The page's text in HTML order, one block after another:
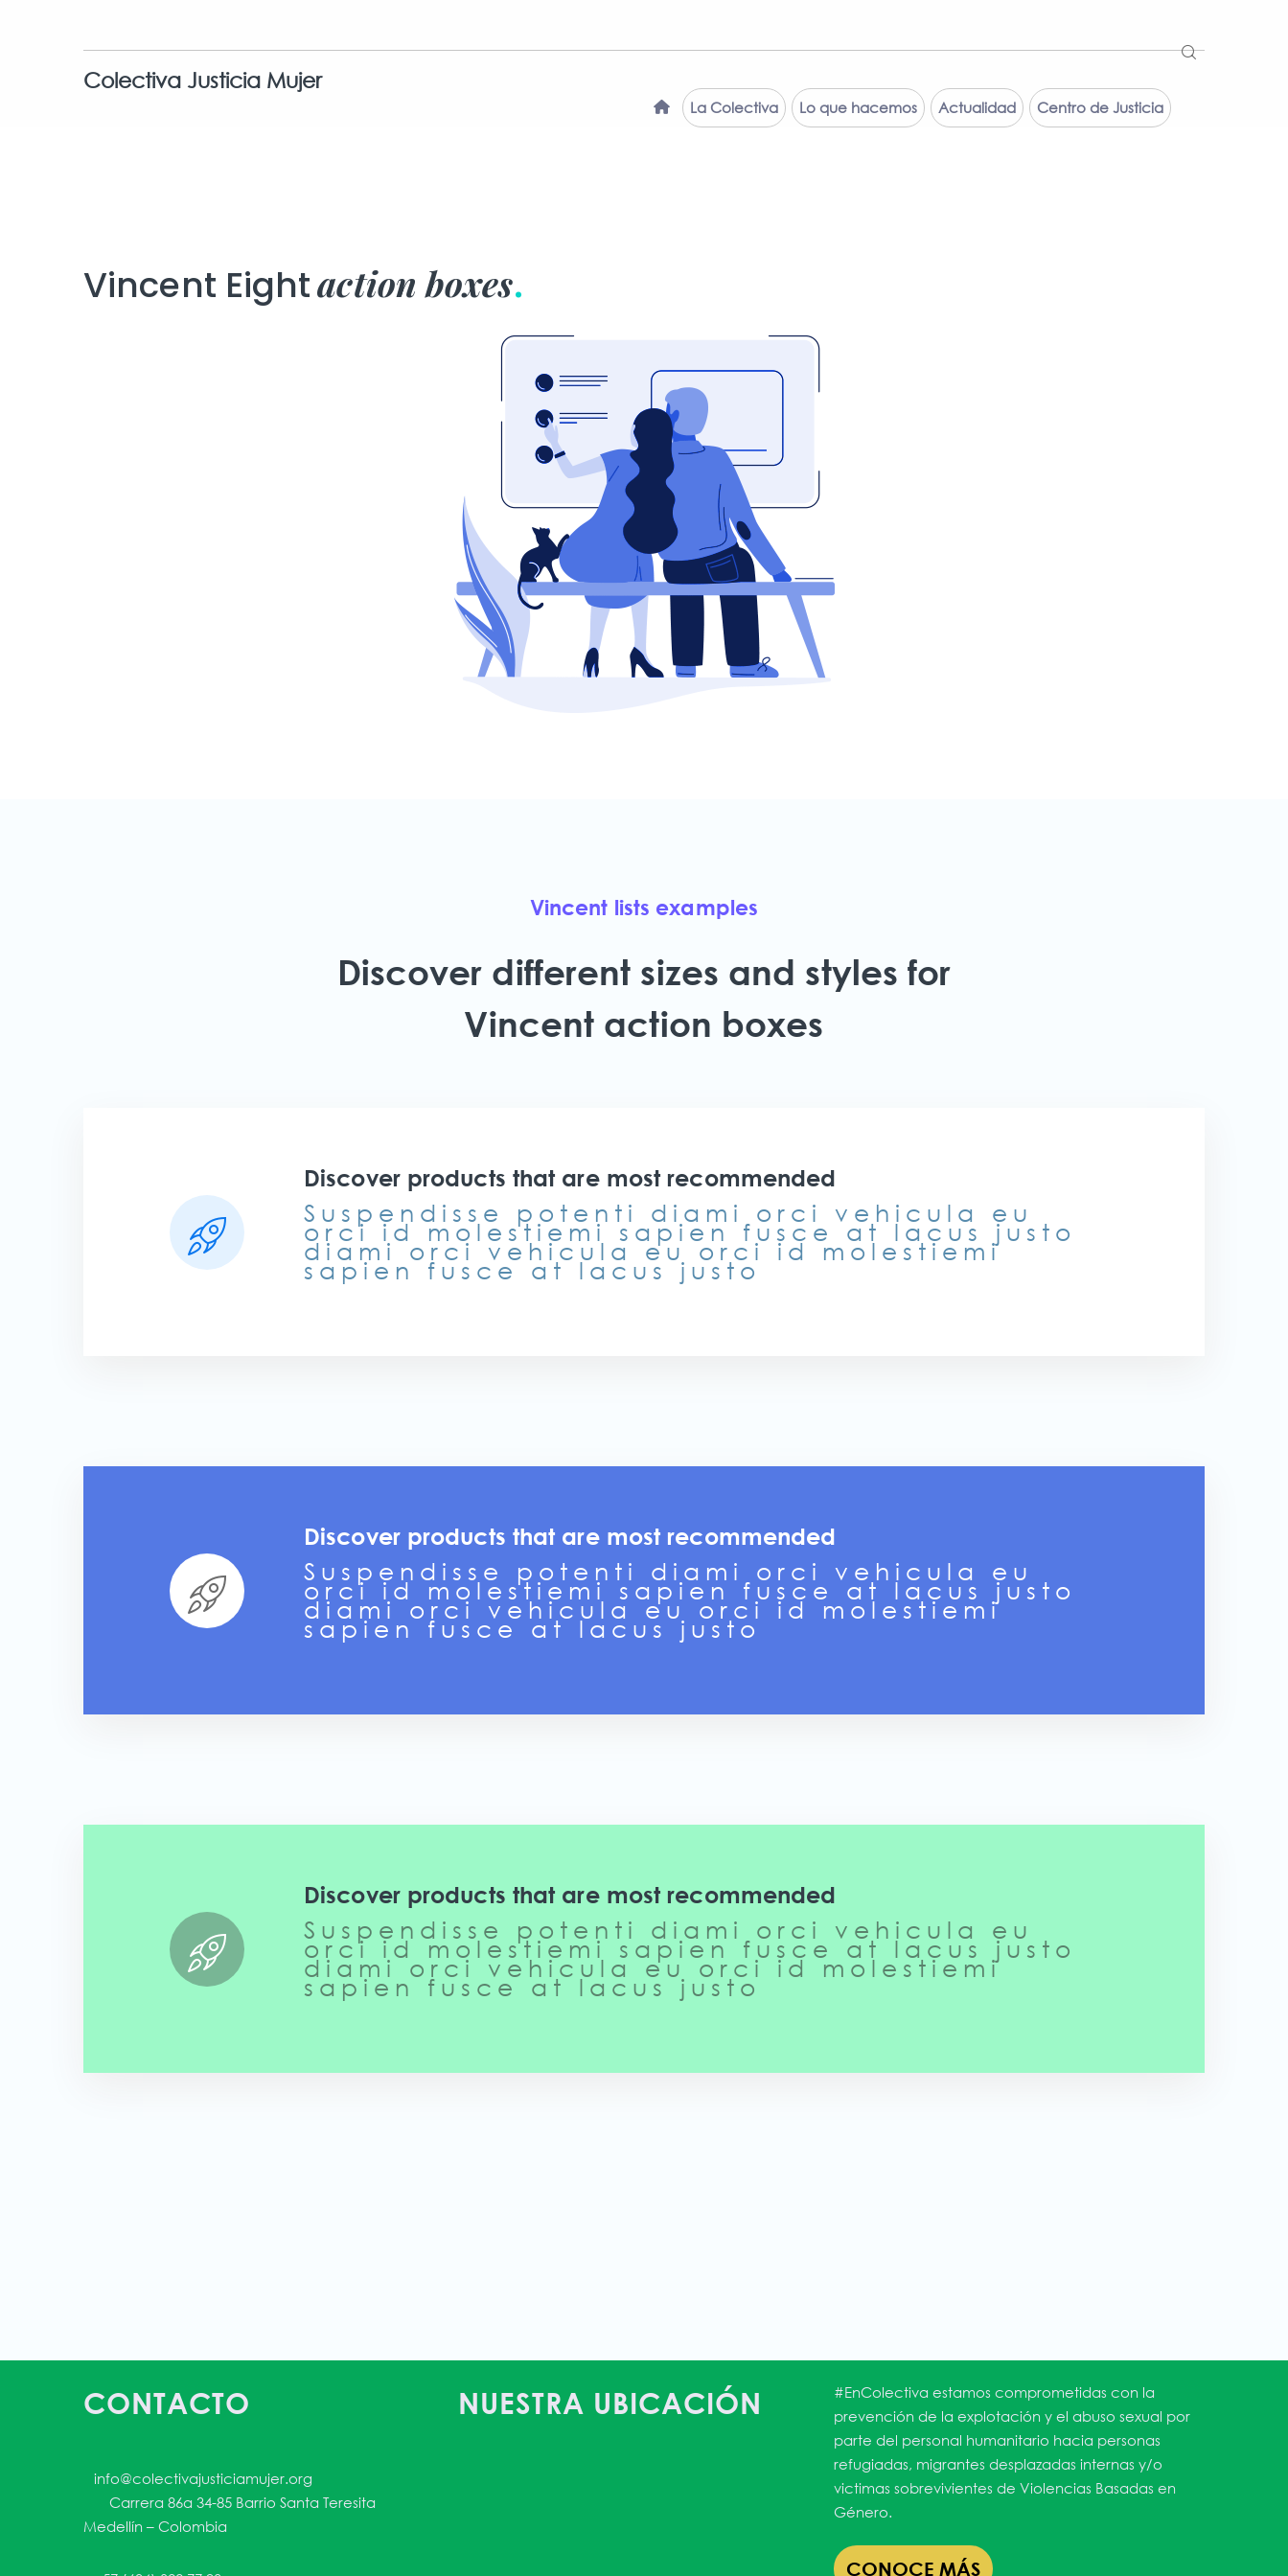
Colectiva Justicia Mujer
La Colectiva Lo que hacemos Actualidad Centro de Justicia
Vincent Eightaction boxes.
Vincent lists examples
Discover different sizes and styles for
Vincent action boxes
Discover products that are most recommended
Suspendisse potenti diami orci vehicula eu
orci id molestiemi sapien fusce at lacus justo
diami orci vehicula eu orci id molestiemi
sapien fusce at lacus justo
Discover products that are most recommended
Suspendisse potenti diami orci vehicula eu
orci id molestiemi sapien fusce at lacus justo
diami orci vehicula eu orci id molestiemi
sapien fusce at lacus justo
Discover products that are most recommended
Suspendisse potenti diami orci vehicula eu
orci id molestiemi sapien fusce at lacus justo
diami orci vehicula eu orci id molestiemi
sapien fusce at lacus justo
CONTACTO
info@colectivajusticiamujer.org
Carrera 86a 34-85 Barrio Santa Teresita
Medellín – Colombia
NUESTRA UBICACIÓN
#EnColectiva estamos comprometidas con la
prevención de la explotación y el abuso sexual por
parte del personal humanitario hacia personas
refugiadas, migrantes desplazadas internas y/o
victimas sobrevivientes de Violencias Basadas en
Género.
CONOCE MÁS